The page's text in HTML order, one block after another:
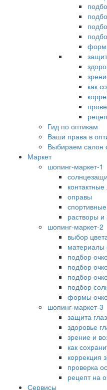
как
Гид по оптикам
Ваши права в
Выбираем салон
Маркет
шопинг-маркет-1
оправы
растворы и
шопинг-маркет-2
выбор
материалы
подбор
подбор
подбор
подбор
формы
шопинг-маркет-3
защита
здоровье
зрение и
как
коррекция
проверка
рецепт на
Сервисы